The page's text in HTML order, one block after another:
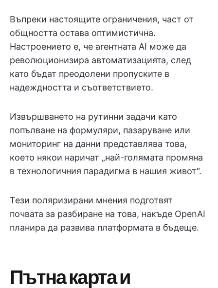
Въпреки настоящите ограничения, част от
общността остава оптимистична.
Настроението е, че агентната AI може да
революционизира автоматизацията, след
като бъдат преодолени пропуските в
надеждността и съответствието.
Извършването на рутинни задачи като
попълване на формуляри, пазаруване или
мониторинг на данни представлява това,
което някои наричат „най-голямата промяна
в технологичния парадигма в нашия живот“.
Тези поляризирани мнения подготвят
почвата за разбиране на това, накъде OpenAI
планира да развива платформата в бъдеще.
Пътна карта и